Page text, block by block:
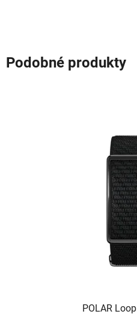
Podobné produkty
POLAR Loop